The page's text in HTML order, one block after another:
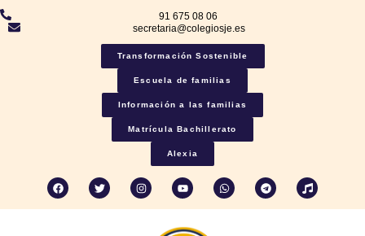
91 675 08 06
secretaria@colegiosje.es
Transformación Sostenible
Escuela de familias
Información a las familias
Matrícula Bachillerato
Alexia